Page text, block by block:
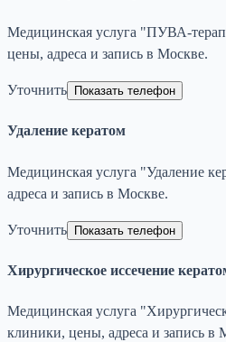
Медицинская услуга "ПУВА-
цены, адреса и запись в Москве.
Уточнить Показать телефон
Удаление кератом
Медицинская услуга "Удаление
адреса и запись в Москве.
Уточнить Показать телефон
Хирургическое иссечение
Медицинская услуга
клиники, цены, адреса и запись в